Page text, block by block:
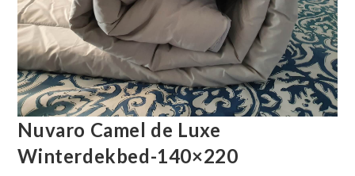
Nuvaro Camel de Luxe
Winterdekbed-140×220